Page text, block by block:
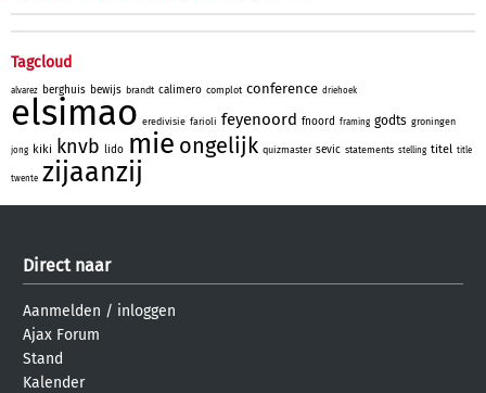
Tagcloud
alvarez berghuis bewijs brandt calimero complot conference driehoek
elsimao eredivisie farioli feyenoord fnoord framing godts groningen
jong kiki knvb lido mie ongelijk quizmaster sevic statements stelling titel title
twente zijaanzij
Direct naar
Aanmelden / inloggen
Ajax Forum
Stand
Kalender